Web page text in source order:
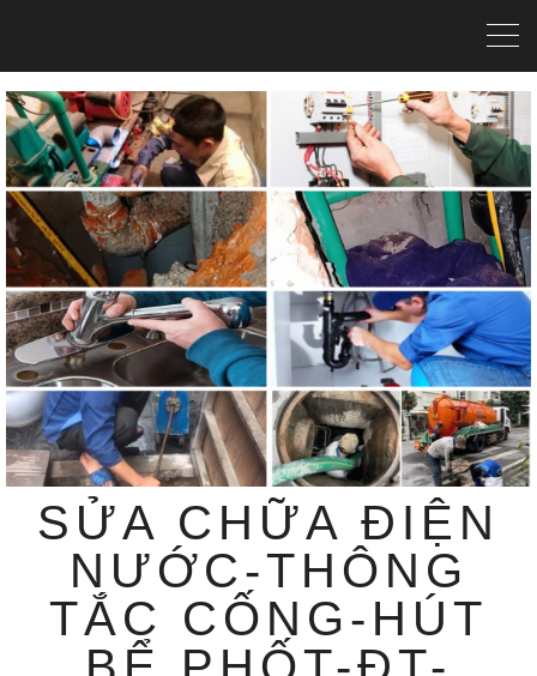
SỬA CHỮA ĐIỆN
NƯỚC-THÔNG
TẮC CỐNG-HÚT